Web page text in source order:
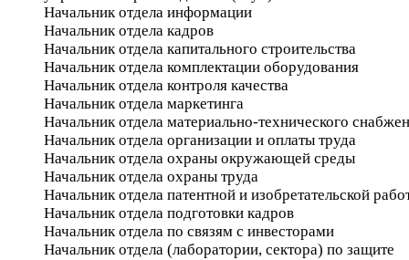
Начальник отдела информации
Начальник отдела кадров
Начальник отдела капитального строительства
Начальник отдела комплектации оборудования
Начальник отдела контроля качества
Начальник отдела маркетинга
Начальник отдела материально-технического
Начальник отдела организации и оплаты труда
Начальник отдела охраны окружающей среды
Начальник отдела охраны труда
Начальник отдела патентной и изобретательской
Начальник отдела подготовки кадров
Начальник отдела по связям с инвесторами
Начальник отдела (лаборатории, сектора) по защите